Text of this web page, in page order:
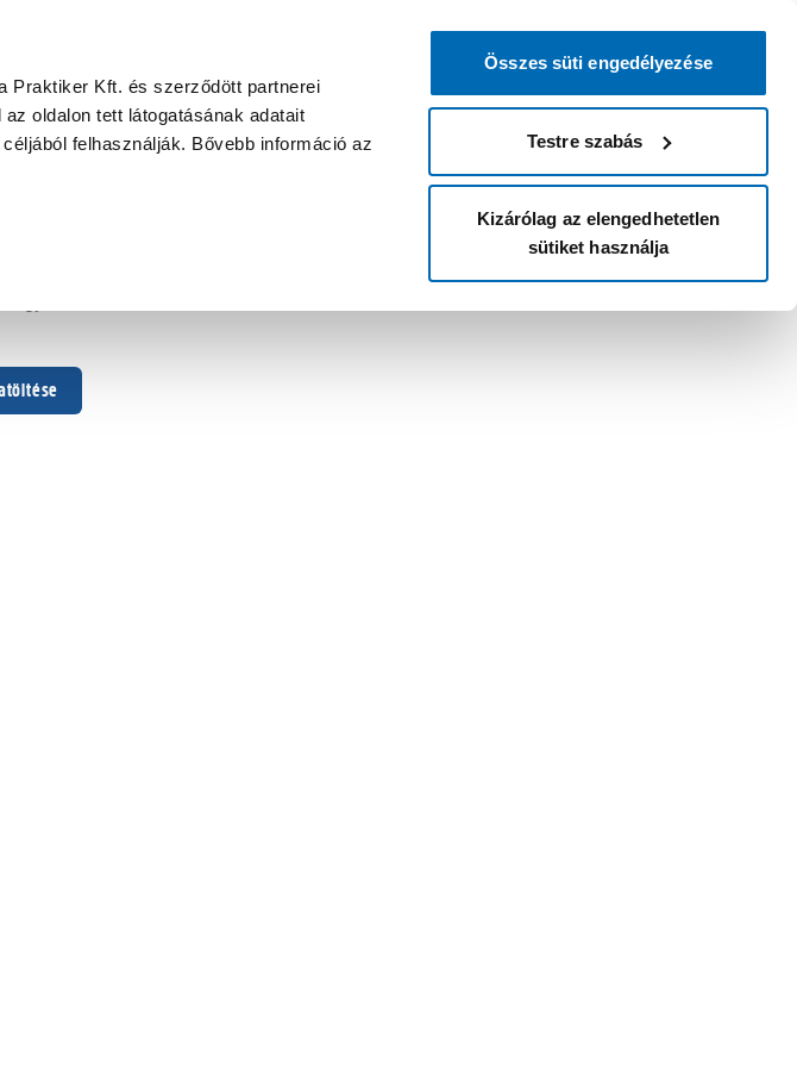
Praktiker Kft. és szerződött partnerei
oldalon tett látogatásának adatait
felhasználják. Bővebb információ az
Összes süti engedélyezése
Testre szabás
Kizárólag az elengedhetetlen
sütiket használja